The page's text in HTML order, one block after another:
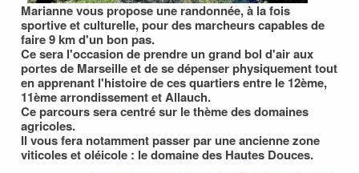
Marianne vous propose une randonnée, à la fois
sportive et culturelle, pour des marcheurs capables de
faire 9 km d'un bon pas.
Ce sera l'occasion de prendre un grand bol d'air aux
portes de Marseille et de se dépenser physiquement tout
en apprenant l'histoire de ces quartiers entre le 12ème,
11ème arrondissement et Allauch.
Ce parcours sera centré sur le thème des domaines
agricoles.
Il vous fera notamment passer par une ancienne zone
viticoles et oléicole : le domaine des Hautes Douces.